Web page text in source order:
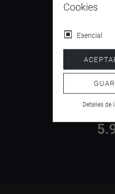
Cookies
Esencial
Detalles de